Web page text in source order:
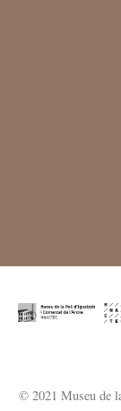
© 2021 Museu de